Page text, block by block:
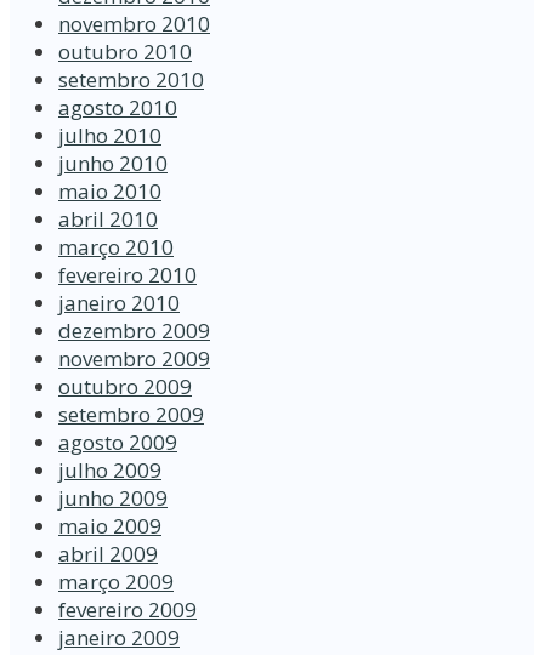
novembro 2010
outubro 2010
setembro 2010
agosto 2010
julho 2010
junho 2010
maio 2010
abril 2010
março 2010
fevereiro 2010
janeiro 2010
dezembro 2009
novembro 2009
outubro 2009
setembro 2009
agosto 2009
julho 2009
junho 2009
maio 2009
abril 2009
março 2009
fevereiro 2009
janeiro 2009